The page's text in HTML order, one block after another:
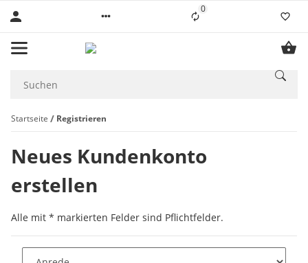
0Liste ist leer
Startseite Registrieren
Neues Kundenkonto
erstellen
Alle mit * markierten Felder sind Pflichtfelder.